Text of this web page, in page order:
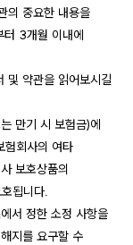
의 중요한 내용을
터 3개월 이내에
및 약관을 읽어보시길
만기 시 보험금)에
험회사의 여타
보호상품의
됩니다.
에서 정한 소정 사항을
지를 요구할 수